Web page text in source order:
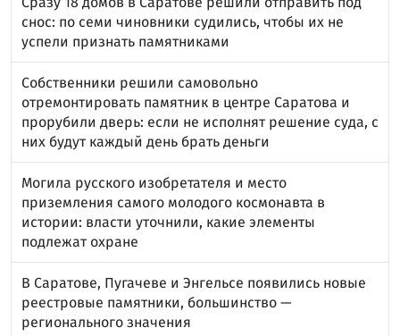
снос: по семи чиновники судились, чтобы их не
успели признать памятниками
Собственники решили самовольно
отремонтировать памятник в центре Саратова и
прорубили дверь: если не исполнят решение суда, с
них будут каждый день брать деньги
Могила русского изобретателя и место
приземления самого молодого космонавта в
истории: власти уточнили, какие элементы
подлежат охране
В Саратове, Пугачеве и Энгельсе появились новые
реестровые памятники, большинство —
регионального значения